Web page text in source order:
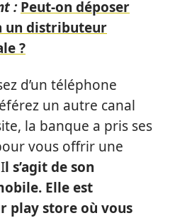
: Peut-on déposer
un distributeur
?
d’un téléphone
un autre canal
la banque a pris ses
vous offrir une
l s’agit de son
Elle est
play store où vous